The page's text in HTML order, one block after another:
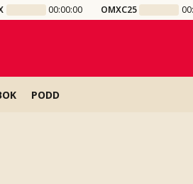
00:00:00 OMXC25
PODD